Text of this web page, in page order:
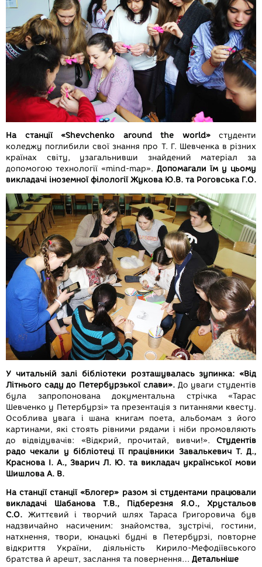
На станції «Shevchenko around the world»студенти
коледжу поглибили свої знання про Т. Г. Шевченка в різних
країнах світу, узагальнивши знайдений матеріал за
допомогою технології «mind-map». Допомагали їм у цьому
викладачі іноземної філології Жукова Ю.В. та Роговська Г.О.
У читальній залі бібліотеки розташувалась зупинка: «Від
Літнього саду до Петербурзької слави».До уваги студентів
була запропонована документальна стрічка «Тарас
Шевченко у Петербурзі» та презентація з питаннями квесту.
Особлива увага і шана книгам поета, альбомам з його
картинами, які стоять рівними рядами і ніби промовляють
до відвідувачів: «Відкрий, прочитай, вивчи!». Студентів
радо чекали у бібліотеці її працівники Завалькевич Т. Д.,
Краснова І. А., Зварич Л. Ю. та викладач української мови
Шишлова А. В.
На станції cтанції «Блогер» разом зі студентами працювали
викладачі Шабанова Т.В., Підберезня Я.О., Хрустальов
С.О. Життєвий і творчий шлях Тараса Григоровича був
надзвичайно насиченим: знайомства, зустрічі, гостини,
натхнення, твори, юнацькі будні в Петербурзі, повторне
відкриття України, діяльність Кирило-Мефодіївського
братства й арешт, заслання та повернення… Детальніше